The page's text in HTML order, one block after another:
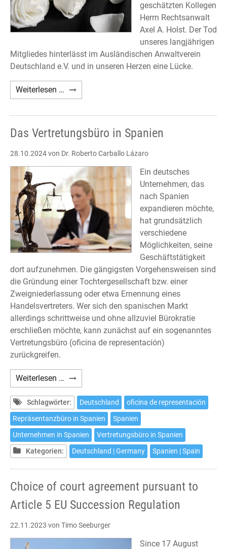
geschätzten Kollegen
Herrn Rechtsanwalt
Axel A. Holst. Der Tod
unseres langjährigen
Mitgliedes hinterlässt im Ausländischen Anwaltverein
Deutschland e.V. und in unseren Herzen eine Lücke.
Weiterlesen … Nachruf
Axel
A.
Das Vertretungsbüro in Spanien
28.10.2024von Dr. Roberto Carballo Lázaro
Ein deutsches
Unternehmen, das
nach Spanien
expandieren möchte,
hat grundsätzlich
verschiedene
Möglichkeiten, seine
Geschäftstätigkeit
dort aufzunehmen. Die gängigsten Vorgehensweisen sind
die Gründung einer Tochtergesellschaft bzw. einer
Zweigniederlassung oder etwa Ernennung eines
Handelsvertreters. Wer sich den spanischen Markt
allerdings schrittweise und ohne allzuviel Bürokratie
erschließen möchte, kann zunächst auf ein sogenanntes
Vertretungsbüro (oficina de representación)
zurückgreifen.
Weiterlesen … Das
Vertretungsbüro
in
Spanien
Schlagwörter: Deutschland
oficina de representación
Repräsentanzbüro in Spanien
Spanien
Unternehmen in Spanien
Vertretungsbüro in Spanien
Kategorien:
Deutschland | Germany Spanien | Spain
Choice of court agreement pursuant to
Article 5 EU Succession Regulation
22.11.2023 von Timo Seeburger
Since 17 August